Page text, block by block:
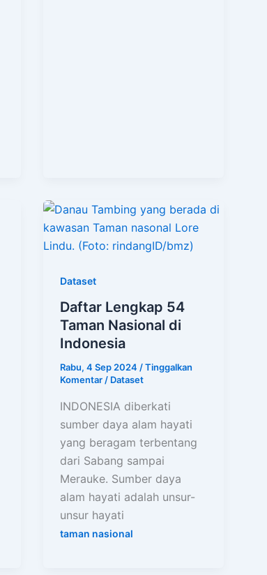
Dataset
Daftar Lengkap 54
Taman Nasional di
Indonesia
Rabu, 4 Sep 2024/Tinggalkan
Komentar / Dataset
INDONESIA diberkati
sumber daya alam hayati
yang beragam terbentang
dari Sabang sampai
Merauke. Sumber daya
alam hayati adalah unsur-
unsur hayati
taman nasional